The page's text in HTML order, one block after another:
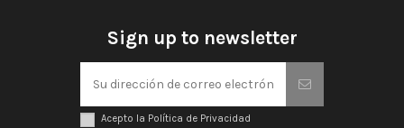
Sign up to newsletter
Acepto la Política de Privacidad